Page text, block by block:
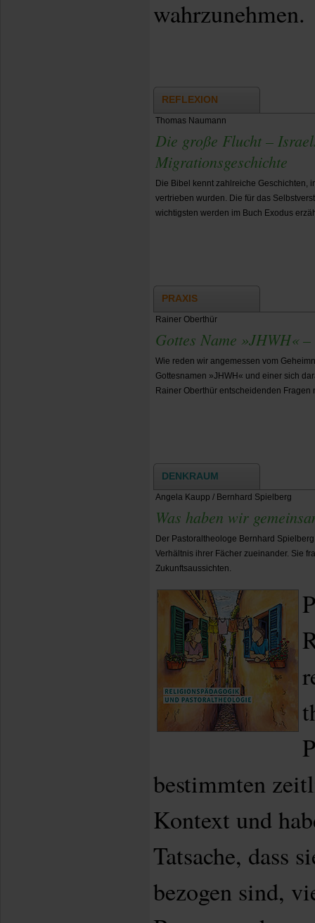
wahrzunehmen.
REFLEXION
Thomas Naumann
Die große Flucht –
Migrationsgeschichte
Die Bibel kennt zahlreiche Geschichten,
vertrieben wurden. Die für das
wichtigsten werden im Buch Exodus
PRAXIS
Rainer Oberthür
Gottes Name »JHWH«
Wie reden wir angemessen vom
Gottesnamen »JHWH« und einer sich
Rainer Oberthür entscheidenden
DENKRAUM
Angela Kaupp / Bernhard Spielberg
Was haben wir
Der Pastoraltheologe Bernhard
Verhältnis ihrer Fächer zueinander. Sie
Zukunftsaussichten.
bestimmten
Kontext und
Tatsache, dass
bezogen sind,